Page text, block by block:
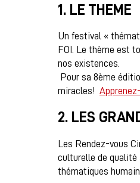
1. LE THEME
Un festival «
FOI. Le thème est
nos existences.
Pour sa 8ème
miracles!
2. LES
Les Rendez-vous
culturelle de qualité
thématiques